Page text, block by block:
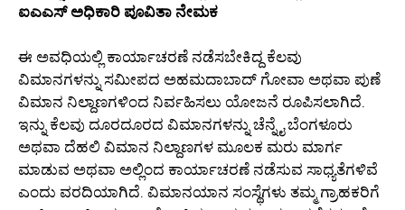
ಐಎಎಸ್ ಅಧಿಕಾರಿ ಪೂವಿತಾ ನೇಮಕ
ಈ ಅವಧಿಯಲ್ಲಿ ಕಾರ್ಯಾಚರಣೆ ನಡೆಸಬೇಕಿದ್ದ ಕೆಲವು
ವಿಮಾನಗಳನ್ನು ಸಮೀಪದ ಅಹಮದಾಬಾದ್ ಗೋವಾ ಅಥವಾ ಪುಣೆ
ವಿಮಾನ ನಿಲ್ದಾಣಗಳಿಂದ ನಿರ್ವಹಿಸಲು ಯೋಜನೆ ರೂಪಿಸಲಾಗಿದೆ.
ಇನ್ನು ಕೆಲವು ದೂರದೂರದ ವಿಮಾನಗಳನ್ನು ಚೆನ್ನೈ ಬೆಂಗಳೂರು
ಅಥವಾ ದೆಹಲಿ ವಿಮಾನ ನಿಲ್ದಾಣಗಳ ಮೂಲಕ ಮರು ಮಾರ್ಗ
ಮಾಡುವ ಅಥವಾ ಅಲ್ಲಿಂದ ಕಾರ್ಯಾಚರಣೆ ನಡೆಸುವ ಸಾಧ್ಯತೆಗಳಿವೆ
ಎಂದು ವರದಿಯಾಗಿದೆ. ವಿಮಾನಯಾನ ಸಂಸ್ಥೆಗಳು ತಮ್ಮ ಗ್ರಾಹಕರಿಗೆ